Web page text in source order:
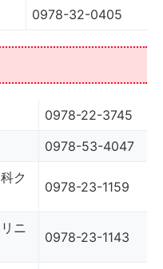
0978-32-0405
0978-22-3745
0978-53-4047
ク
0978-23-1159
ニ
0978-23-1143